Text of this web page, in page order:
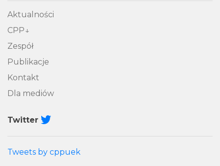
Aktualności
CPP
Zespół
Publikacje
Kontakt
Dla mediów
Twitter
Tweets by cppuek